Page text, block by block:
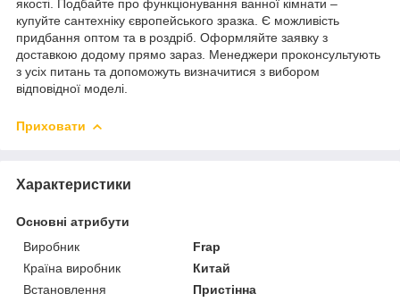
якості. Подбайте про функціонування ванної кімнати –
купуйте сантехніку європейського зразка. Є можливість
придбання оптом та в роздріб. Оформляйте заявку з
доставкою додому прямо зараз. Менеджери проконсультують
з усіх питань та допоможуть визначитися з вибором
відповідної моделі.
Приховати
Характеристики
Основні атрибути
Виробник
Frap
Країна виробник
Китай
Встановлення
Пристінна